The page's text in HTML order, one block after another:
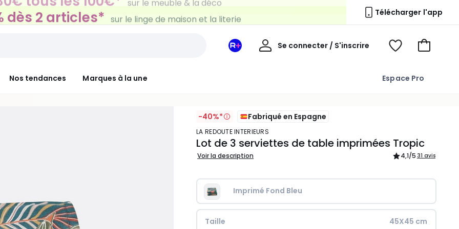
dès 2 articles* Télécharger l'app
Nos tendances Marques à la une Espace Pro
Mon
Se connecter / S'inscrire
Mon
Voir
Voir
-40%* Fabriqué en Espagne
LA REDOUTE INTERIEURS
Lot de 3 serviettes de table imprimées Tropic
Voir la description 4,1/5 31 avis
Imprimé Fond Bleu
Taille 45X45 cm